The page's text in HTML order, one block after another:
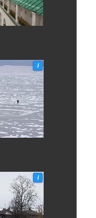
i
i